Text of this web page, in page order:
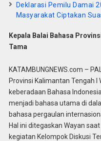
Deklarasi Pemilu Damai
Masyarakat Ciptakan
Kepala Balai Bahasa
Tama
KATAMBUNGNEWS.com –
Provinsi Kalimantan Tengah
keberadaan Bahasa
menjadi bahasa utama di
bahasa pergaulan
Hal ini ditegaskan Wayan
kegiatan Kelompok Diskusi